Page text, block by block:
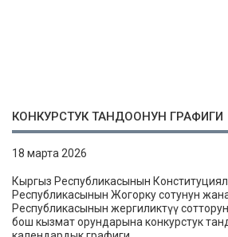
КОНКУРСТУК ТАНДООНУН ГРАФИГИ
18 марта 2026
Кыргыз Республикасынын
Республикасынын Жогорку сотунун
Республикасынын жергиликтүү
бош кызмат орундарына конкурстук